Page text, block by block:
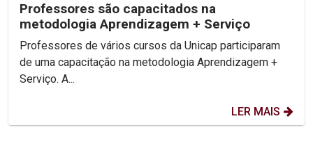
Professores são capacitados na
metodologia Aprendizagem + Serviço
Professores de vários cursos da Unicap participaram
de uma capacitação na metodologia Aprendizagem +
Serviço. A...
LER MAIS